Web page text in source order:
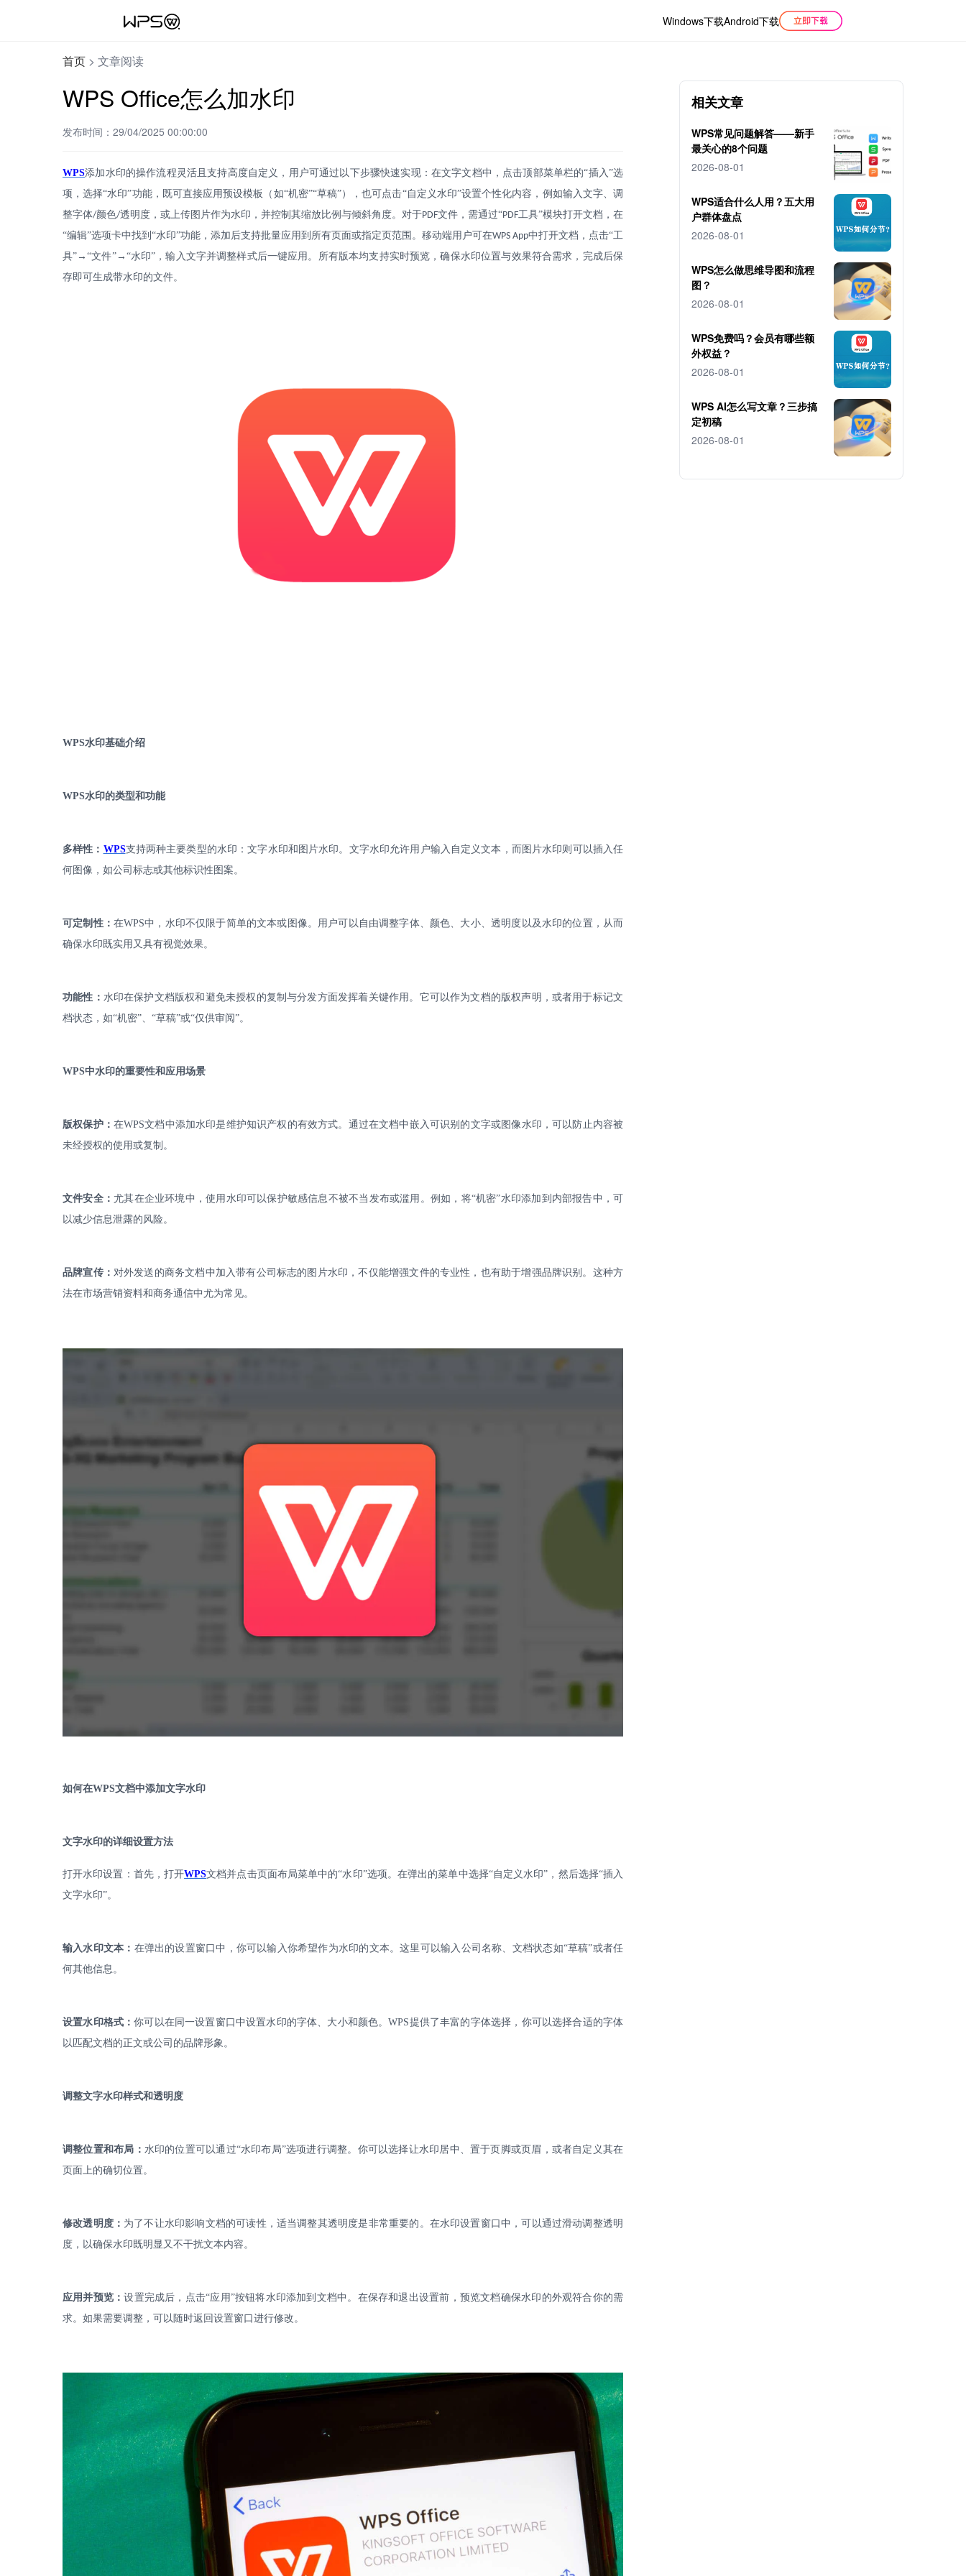
Windows下载Android下载
首页 > 文章阅读
WPS Office怎么加水印
发布时间：29/04/2025 00:00:00
WPS添加水印的操作流程灵活且支持高度自定义，用户可通过以下步骤快速实现：在文字文档中，点击顶部菜单栏的“插入”选
项，选择“水印”功能，既可直接应用预设模板（如“机密”“草稿”），也可点击“自定义水印”设置个性化内容，例如输入文字、调
整字体/颜色/透明度，或上传图片作为水印，并控制其缩放比例与倾斜角度。对于PDF文件，需通过“PDF工具”模块打开文档，在
“编辑”选项卡中找到“水印”功能，添加后支持批量应用到所有页面或指定页范围。移动端用户可在WPS App中打开文档，点击“工
具”→“文件”→“水印”，输入文字并调整样式后一键应用。所有版本均支持实时预览，确保水印位置与效果符合需求，完成后保
存即可生成带水印的文件。
WPS水印基础介绍
WPS水印的类型和功能
多样性： WPS支持两种主要类型的水印：文字水印和图片水印。文字水印允许用户输入自定义文本，而图片水印则可以插入任
何图像，如公司标志或其他标识性图案。
可定制性： 在WPS中，水印不仅限于简单的文本或图像。用户可以自由调整字体、颜色、大小、透明度以及水印的位置，从而
确保水印既实用又具有视觉效果。
功能性： 水印在保护文档版权和避免未授权的复制与分发方面发挥着关键作用。它可以作为文档的版权声明，或者用于标记文
档状态，如“机密”、“草稿”或“仅供审阅”。
WPS中水印的重要性和应用场景
版权保护： 在WPS文档中添加水印是维护知识产权的有效方式。通过在文档中嵌入可识别的文字或图像水印，可以防止内容被
未经授权的使用或复制。
文件安全：尤其在企业环境中，使用水印可以保护敏感信息不被不当发布或滥用。例如，将“机密”水印添加到内部报告中，可
以减少信息泄露的风险。
品牌宣传： 对外发送的商务文档中加入带有公司标志的图片水印，不仅能增强文件的专业性，也有助于增强品牌识别。这种方
法在市场营销资料和商务通信中尤为常见。
如何在WPS文档中添加文字水印
文字水印的详细设置方法
打开水印设置：首先，打开WPS文档并点击页面布局菜单中的“水印”选项。在弹出的菜单中选择“自定义水印”，然后选择“插入
文字水印”。
输入水印文本： 在弹出的设置窗口中，你可以输入你希望作为水印的文本。这里可以输入公司名称、文档状态如“草稿”或者任
何其他信息。
设置水印格式：你可以在同一设置窗口中设置水印的字体、大小和颜色。WPS提供了丰富的字体选择，你可以选择合适的字体
以匹配文档的正文或公司的品牌形象。
调整文字水印样式和透明度
调整位置和布局： 水印的位置可以通过“水印布局”选项进行调整。你可以选择让水印居中、置于页脚或页眉，或者自定义其在
页面上的确切位置。
修改透明度： 为了不让水印影响文档的可读性，适当调整其透明度是非常重要的。在水印设置窗口中，可以通过滑动调整透明
度，以确保水印既明显又不干扰文本内容。
应用并预览：设置完成后，点击“应用”按钮将水印添加到文档中。在保存和退出设置前，预览文档确保水印的外观符合你的需
求。如果需要调整，可以随时返回设置窗口进行修改。
相关文章
WPS常见问题解答——新手
最关心的8个问题
2026-08-01
WPS适合什么人用？五大用
户群体盘点
2026-08-01
WPS怎么做思维导图和流程
图？
2026-08-01
WPS免费吗？会员有哪些额
外权益？
2026-08-01
WPS AI怎么写文章？三步搞
定初稿
2026-08-01